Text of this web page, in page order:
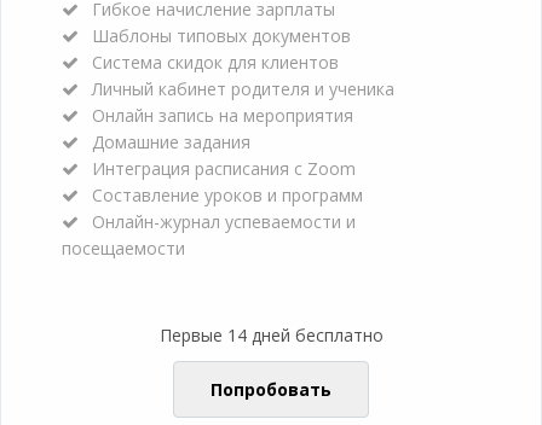
Гибкое начисление зарплаты
Шаблоны типовых документов
Система скидок для клиентов
Личный кабинет родителя и ученика
Онлайн запись на мероприятия
Домашние задания
Интеграция расписания с Zoom
Составление уроков и программ
Онлайн-журнал успеваемости и
посещаемости
Первые 14 дней бесплатно
Попробовать